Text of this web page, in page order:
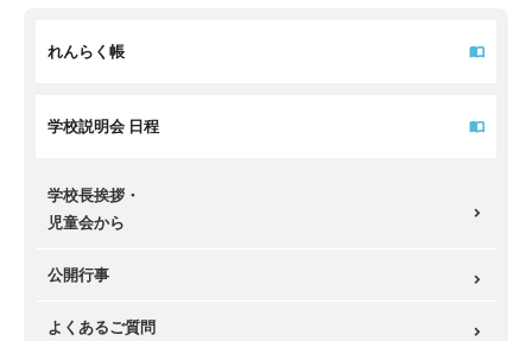
れんらく帳
学校説明会 日程
学校長挨拶・
児童会から
公開行事
よくあるご質問